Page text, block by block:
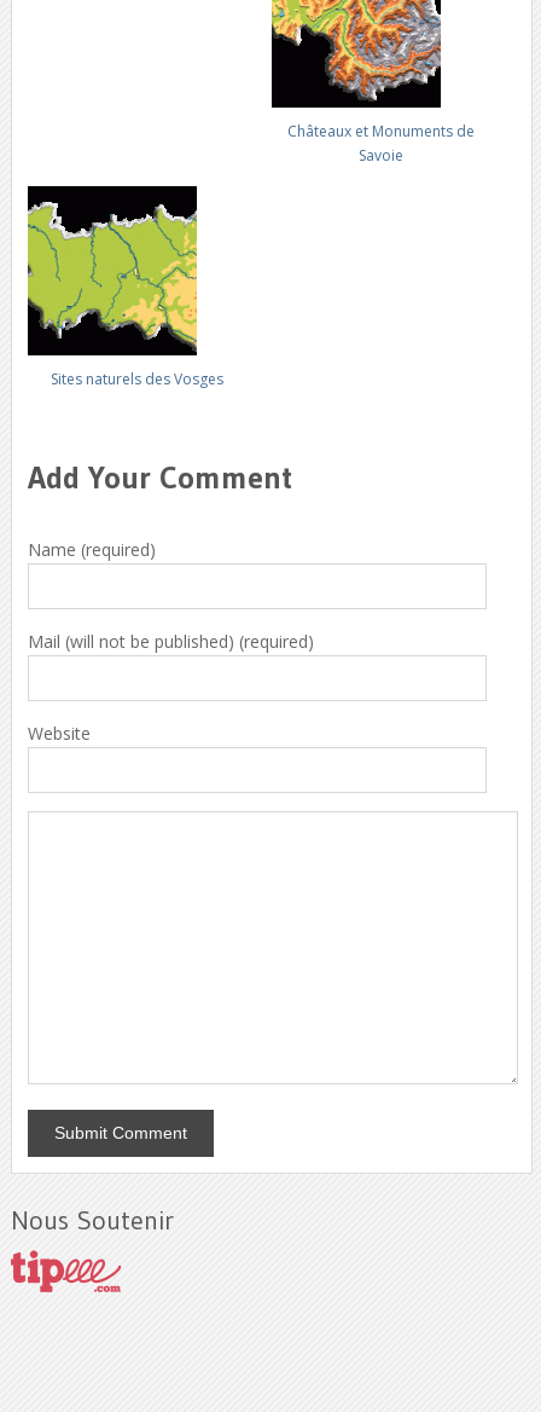
Châteaux et Monuments de
Savoie
Sites naturels des Vosges
Add Your Comment
Name (required)
Mail (will not be published) (required)
Website
Nous Soutenir